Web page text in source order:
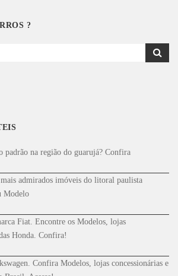
?
padrão na região do guarujá? Confira
mais admirados imóveis do litoral paulista
Modelo
Fiat. Encontre os Modelos, lojas
Honda. Confira!
Confira Modelos, lojas concessionárias e